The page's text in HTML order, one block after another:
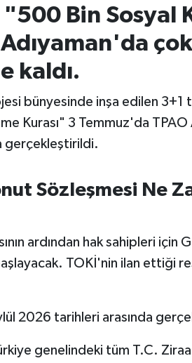
Bin Sosyal
kaldı.
bünyesinde inşa edilen 3+1
Kurası" 3 Temmuz'da TPAO
gerçekleştirildi.
Sözleşmesi Ne
ardından hak sahipleri için
TOKİ'nin ilan ettiği
2026 tarihleri arasında
genelindeki tüm T.C.